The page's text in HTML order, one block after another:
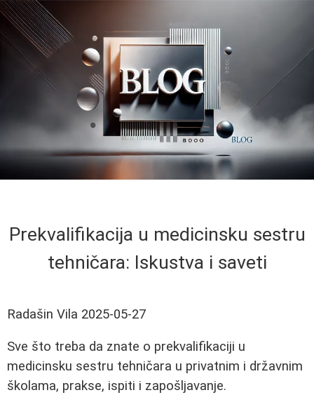
Prekvalifikacija u medicinsku sestru
tehničara: Iskustva i saveti
Radašin Vila 2025-05-27
Sve što treba da znate o prekvalifikaciji u
medicinsku sestru tehničara u privatnim i državnim
školama, prakse, ispiti i zapošljavanje.